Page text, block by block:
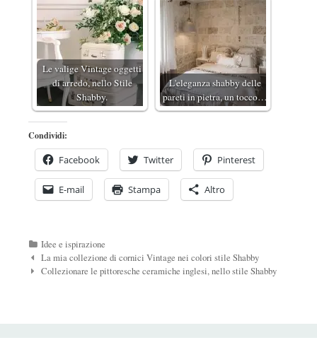
Le valige Vintage oggetti
di arredo, nello Stile
Shabby.
L'eleganza shabby delle
pareti in pietra, un tocco…
Condividi:
Facebook Twitter Pinterest
E-mail Stampa Altro
Categorie
Idee e ispirazione
Navigazione
Post
La mia collezione di cornici Vintage nei colori stile Shabby
Collezionare le pittoresche ceramiche inglesi, nello stile Shabby